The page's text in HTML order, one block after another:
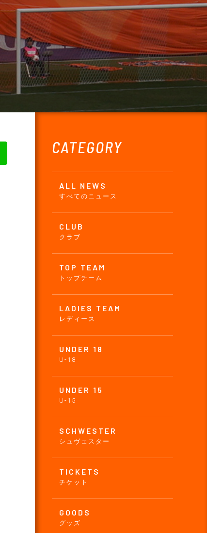
CATEGORY
ALL NEWS
すべてのニュース
CLUB
クラブ
TOP TEAM
トップチーム
LADIES TEAM
レディース
UNDER 18
U-18
UNDER 15
U-15
SCHWESTER
シュヴェスター
TICKETS
チケット
GOODS
グッズ